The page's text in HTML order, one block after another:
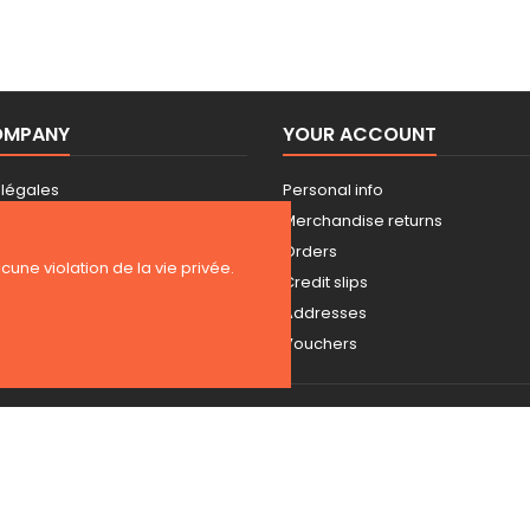
YOUR ACCOUNT
Personal info
Merchandise returns
Orders
Credit slips
Addresses
Vouchers
violation de la vie privée.